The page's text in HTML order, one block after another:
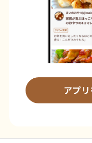
アプ